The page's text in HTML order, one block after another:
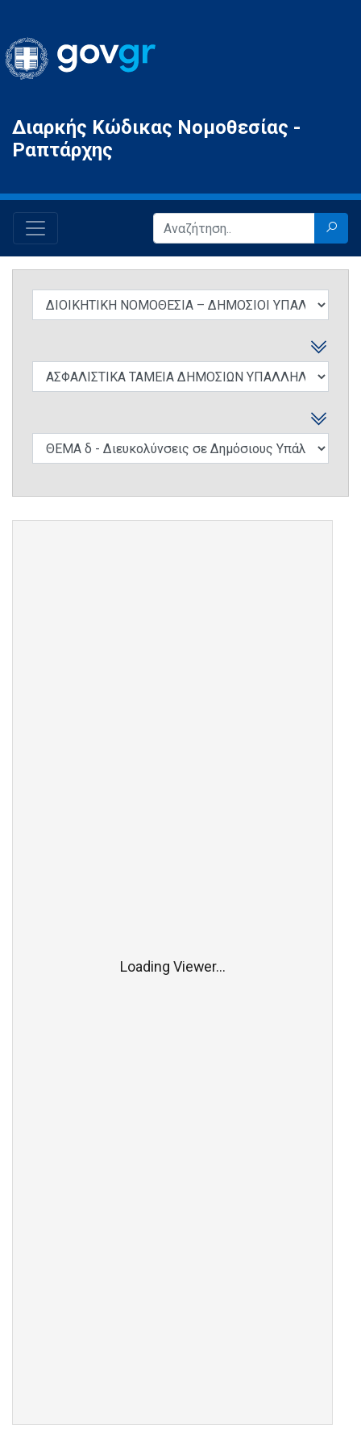
Gov.gr
Διαρκής Κώδικας Νομοθεσίας -
Ραπτάρχης
Loading Viewer...